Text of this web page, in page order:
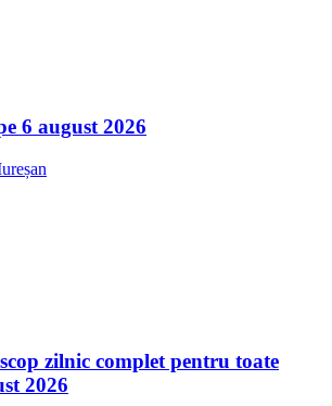
6 august 2026
zilnic complet pentru toate
2026